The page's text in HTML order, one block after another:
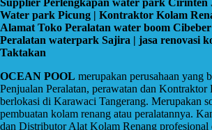
Water park Picung | Kontraktor Kolam
Alamat Toko Peralatan water boom
Peralatan waterpark Sajira | jasa renovasi
Taktakan
OCEAN POOL merupakan perusahaan yang
Penjualan Peralatan, perawatan dan
berlokasi di Karawaci Tangerang. Merupakan
pembuatan kolam renang atau peralatannya.
dan Distributor Alat Kolam Renang profesional